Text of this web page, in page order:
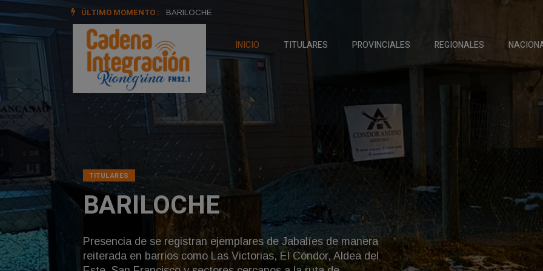
ÚLTIMO MOMENTO : Universidad Nacional de Rio Negro
INICIO TITULARES PROVINCIALES REGIONALES
FITO PAEZ EN
BARILOCHE
Acompañando a vecinos, organizaciones sociales y distintos
sectores de la comunidad, Fito caminó junto a la columna que